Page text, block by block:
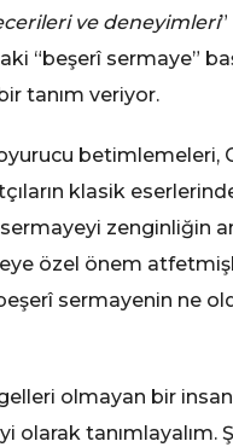
ve deneyimleri
“beşerî sermaye”
tanım veriyor.
betimlemeleri,
klasik
zenginliğin
özel önem
sermayenin ne
olmayan bir
olarak tanımlayalım.